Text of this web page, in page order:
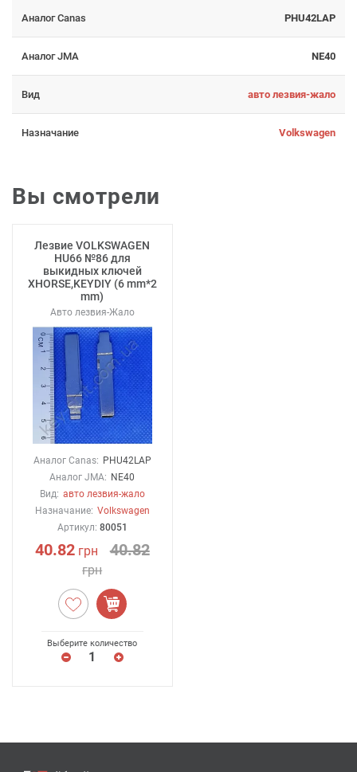
Аналог Canas PHU42LAP
Аналог JMA NE40
Вид авто лезвия-жало
Назначание Volkswagen
Вы смотрели
Лезвие VOLKSWAGEN
HU66 №86 для
выкидных ключей
XHORSE,KEYDIY (6 mm*2
mm)
Авто лезвия-Жало
Аналог Canas: PHU42LAP
Аналог JMA: NE40
Вид: авто лезвия-жало
Назначание: Volkswagen
Артикул: 80051
40.82грн 40.82
грн
Выберите количество